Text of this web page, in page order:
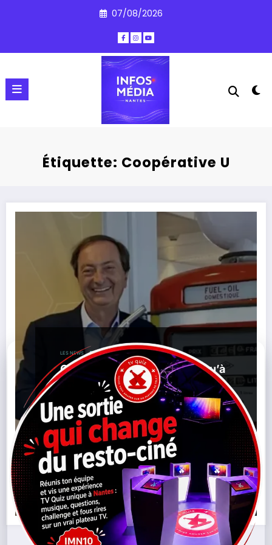
07/08/2026
Étiquette: Coopérative U
LES NEWS
Carburants : une baisse jusqu’à
30 centimes annoncée dans
certaines stations E.Leclerc et
U
12/03/2026 Carburant,Coopérative U,Diesel,
E.Leclerc , Essence , Pétrole , Prix Carburant
Service
Lire la suite